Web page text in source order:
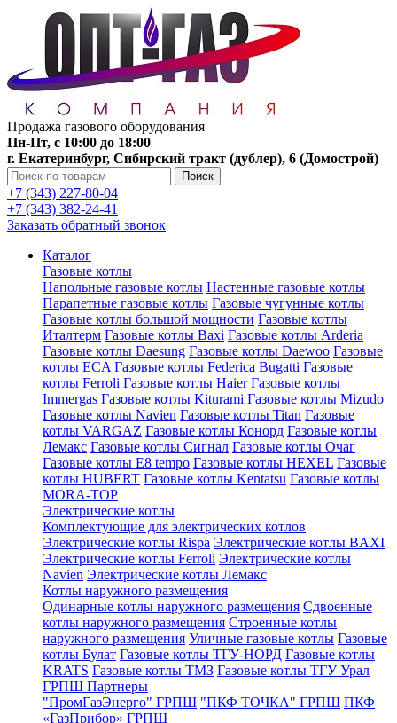
Продажа газового оборудования
Пн-Пт, с 10:00 до 18:00
г. Екатеринбург, Сибирский тракт (дублер), 6 (Домострой)
Поиск
+7 (343) 227-80-04
+7 (343) 382-24-41
Заказать обратный звонок
Каталог
Газовые котлы
Напольные газовые котлы Настенные газовые котлы
Парапетные газовые котлы Газовые чугунные котлы
Газовые котлы большой мощности Газовые котлы
Италтерм Газовые котлы Baxi Газовые котлы Arderia
Газовые котлы Daesung Газовые котлы Daewoo Газовые
котлы ECA Газовые котлы Federica Bugatti Газовые
котлы Ferroli Газовые котлы Haier Газовые котлы
Immergas Газовые котлы Kiturami Газовые котлы Mizudo
Газовые котлы Navien Газовые котлы Titan Газовые
котлы VARGAZ Газовые котлы Конорд Газовые котлы
Лемакс Газовые котлы Сигнал Газовые котлы Очаг
Газовые котлы E8 tempo Газовые котлы HEXEL Газовые
котлы HUBERT Газовые котлы Kentatsu Газовые котлы
MORA-TOP
Электрические котлы
Комплектующие для электрических котлов
Электрические котлы Rispa Электрические котлы BAXI
Электрические котлы Ferroli Электрические котлы
Navien Электрические котлы Лемакс
Котлы наружного размещения
Одинарные котлы наружного размещения Сдвоенные
котлы наружного размещения Строенные котлы
наружного размещения Уличные газовые котлы Газовые
котлы Булат Газовые котлы ТГУ-НОРД Газовые котлы
KRATS Газовые котлы ТМЗ Газовые котлы ТГУ Урал
ГРПШ Партнеры
"ПромГазЭнерго" ГРПШ "ПКФ ТОЧКА" ГРПШ ПКФ
«ГазПрибор» ГРПШ